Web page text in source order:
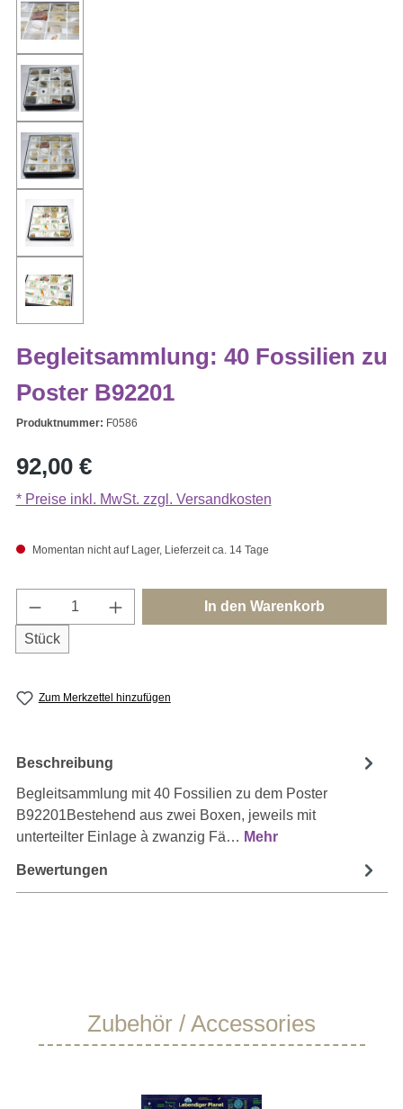
Begleitsammlung: 40 Fossilien zu
Poster B92201
Produktnummer: F0586
Regulärer Preis:
92,00 €
* Preise inkl. MwSt. zzgl. Versandkosten
Momentan nicht auf Lager, Lieferzeit ca. 14 Tage
Produkt Anzahl: Gib den gewünschten
Stück
In den Warenkorb
Zum Merkzettel hinzufügen
Beschreibung
Begleitsammlung mit 40 Fossilien zu dem Poster
B92201Bestehend aus zwei Boxen, jeweils mit
unterteilter Einlage à zwanzig Fä… Mehr
Bewertungen
Produktgalerie überspringen
Zubehör / Accessories